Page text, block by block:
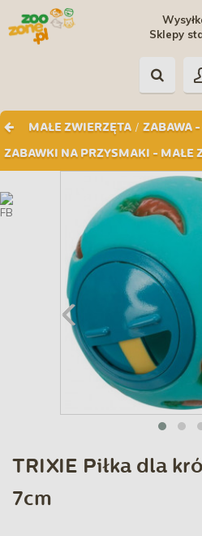
Sklepy
MAŁE ZWIERZĘTA / ZABAWA
ZABAWKI NA PRZYSMAKI - MAŁE
TRIXIE Piłka dla
7cm